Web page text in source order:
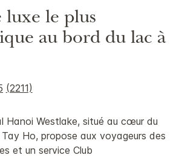
luxe le plus
au bord du lac à
(2211)
Hanoi Westlake, situé au cœur du
Ho, propose aux voyageurs des
et un service Club